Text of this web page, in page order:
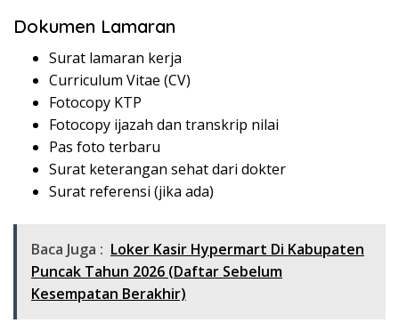
Dokumen Lamaran
Surat lamaran kerja
Curriculum Vitae (CV)
Fotocopy KTP
Fotocopy ijazah dan transkrip nilai
Pas foto terbaru
Surat keterangan sehat dari dokter
Surat referensi (jika ada)
Baca Juga : Loker Kasir Hypermart Di Kabupaten
Puncak Tahun 2026 (Daftar Sebelum
Kesempatan Berakhir)